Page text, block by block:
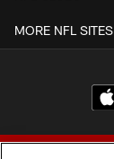
MORE NFL SITES